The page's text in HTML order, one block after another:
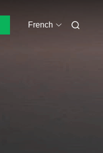
French